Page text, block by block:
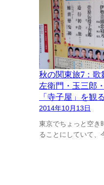
秋の関東旅7：
左衛門・玉三郎
「寺子屋」を観る
2014年10月13日
東京でちょっと空き
ることにしていて、